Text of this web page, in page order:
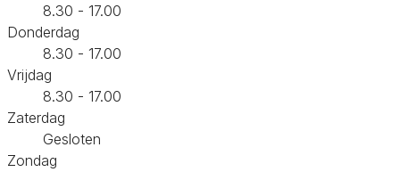
8.30 - 17.00
Donderdag
8.30 - 17.00
Vrijdag
8.30 - 17.00
Zaterdag
Gesloten
Zondag